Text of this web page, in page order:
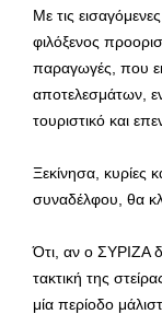
Με τις
φιλόξενος
παραγωγές, που
αποτελεσμάτων,
τουριστικό και
Ξεκίνησα, κυρίες
συναδέλφου, θα
Ότι, αν ο ΣΥΡΙΖΑ
τακτική της
μία περίοδο